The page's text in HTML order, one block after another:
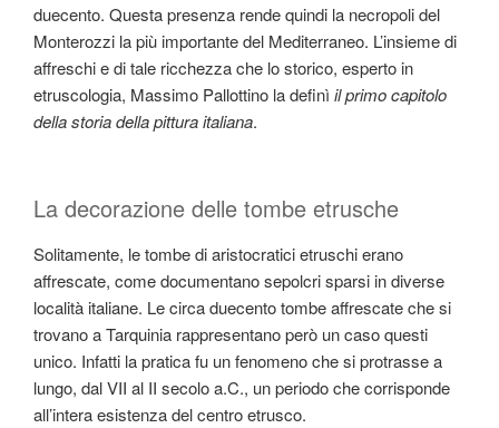
duecento. Questa presenza rende quindi la necropoli del
Monterozzi la più importante del Mediterraneo. L’insieme di
affreschi e di tale ricchezza che lo storico, esperto in
etruscologia, Massimo Pallottino la definì il primo capitolo
della storia della pittura italiana.
La decorazione delle tombe etrusche
Solitamente, le tombe di aristocratici etruschi erano
affrescate, come documentano sepolcri sparsi in diverse
località italiane. Le circa duecento tombe affrescate che si
trovano a Tarquinia rappresentano però un caso questi
unico. Infatti la pratica fu un fenomeno che si protrasse a
lungo, dal VII al II secolo a.C., un periodo che corrisponde
all’intera esistenza del centro etrusco.